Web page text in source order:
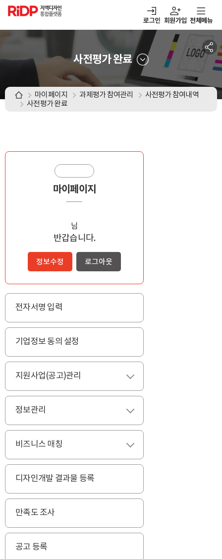
RiDP 지역디자인
통합플랫폼
로그인 회원가입
열기 알림마당
열기 아이디어뱅크
전체메뉴
사전평가 완료
마이페이지 과제평가 참여관리
사전평가 참여내역
사전평가 완료
마이페이지
님
반갑습니다.
정보수정 로그아웃
전자서명 입력
기업정보 동의 설정
지원사업(공고)관리
정보관리
비즈니스 매칭
디자인개발 결과물 등록
만족도 조사
공고 등록